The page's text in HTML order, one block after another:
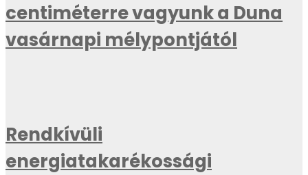
centiméterre vagyunk a Duna
vasárnapi mélypontjától
Rendkívüli
energiatakarékossági